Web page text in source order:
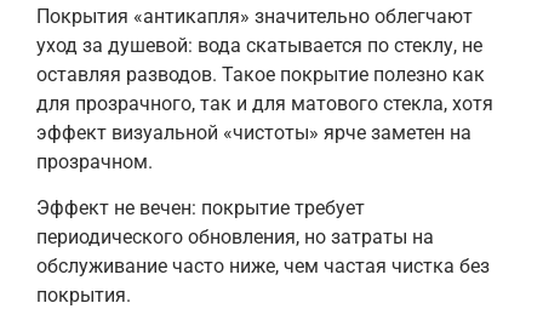
Покрытия «антикапля» значительно облегчают
уход за душевой: вода скатывается по стеклу, не
оставляя разводов. Такое покрытие полезно как
для прозрачного, так и для матового стекла, хотя
эффект визуальной «чистоты» ярче заметен на
прозрачном.
Эффект не вечен: покрытие требует
периодического обновления, но затраты на
обслуживание часто ниже, чем частая чистка без
покрытия.